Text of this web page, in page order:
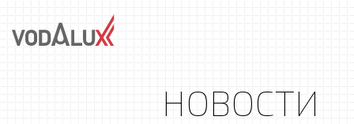
НОВОСТИ